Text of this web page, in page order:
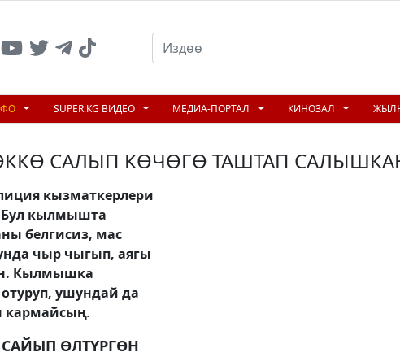
SUPER.KG ВИДЕО МЕДИА-ПОРТАЛ КИНОЗАЛ
САЛЫП КӨЧӨГӨ ТАШТАП
кызматкерлери
кылмышта
белгисиз, мас
чыр чыгып, аягы
Кылмышка
ушундай да
кармайсың.
ӨЛТҮРГӨН